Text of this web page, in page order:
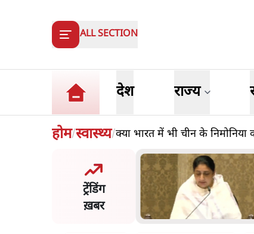
ALL SECTION
देश राज्य
होम/स्वास्थ्य/क्या भारत में भी चीन के
ट्रेंडिंग
ख़बर
अल्फा संवादः दिपके ने
80 साल के बुजुर्ग से जेन जी